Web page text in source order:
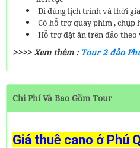
Đi đúng lịch trình và thời
Có hỗ trợ quay phim , chụp
Hỗ trợ đặt ăn trên đảo theo
>>>> Xem thêm :Tour 2 đảo
Chi Phí Và Bao Gồm Tour
Giá thuê cano ở Phú